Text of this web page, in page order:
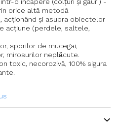
orice altă metodă
acționând şi asupra obiectelor
acțiune (perdele, saltele,
sporilor de mucegai,
mirosurilor neplǎcute.
toxic, necorozivă, 100% sigura